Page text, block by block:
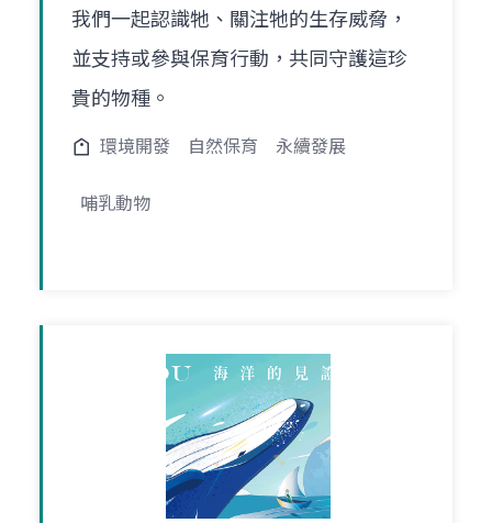
我們一起認識牠、關注牠的生存威脅，
並支持或參與保育行動，共同守護這珍
貴的物種。
環境開發 自然保育 永續發展
哺乳動物